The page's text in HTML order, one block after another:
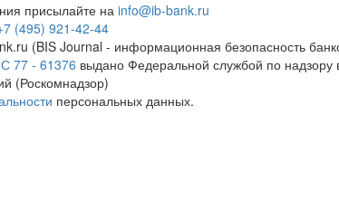
присылайте наinfo@ib-bank.ru
(495) 921-42-44
(BIS Journal - информационная безопасность
77 - 61376 выдано Федеральной службой по
(Роскомнадзор)
персональных данных.